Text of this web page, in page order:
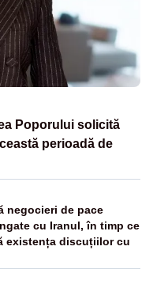
Poporului solicită
perioadă de
negocieri de pace
cu Iranul, în timp ce
existența discuțiilor cu